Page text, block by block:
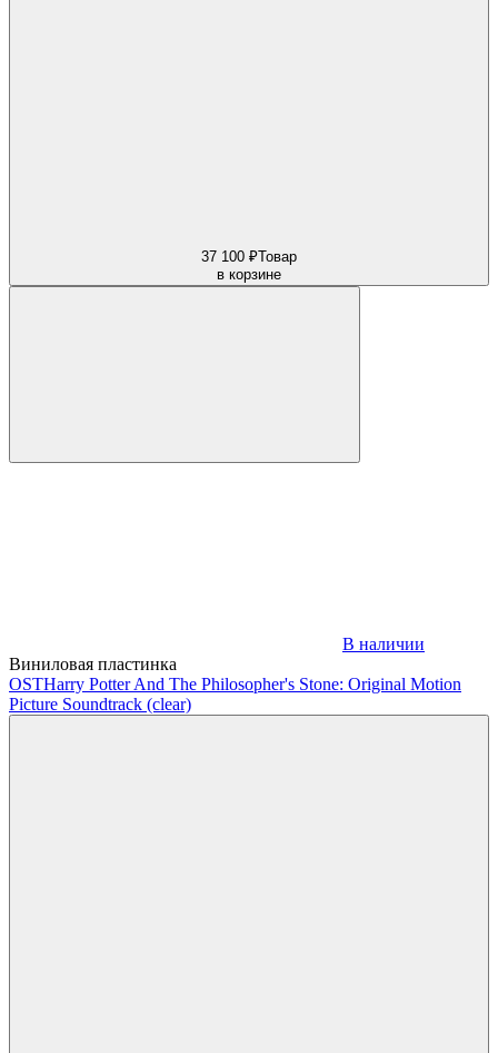
37 100 ₽Товар
в корзине
В наличии
Виниловая пластинка
OSTHarry Potter And The Philosopher's Stone: Original Motion
Picture Soundtrack (clear)